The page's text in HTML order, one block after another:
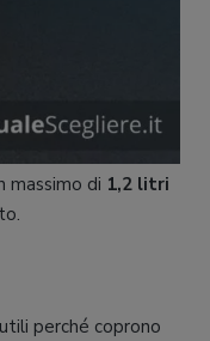
massimo di 1,2 litri
perché coprono